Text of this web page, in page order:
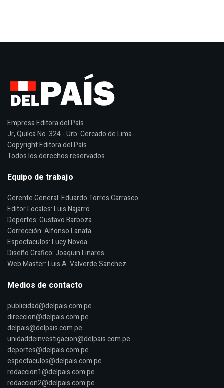
Empresa Editora del País
Jr, Quilca No. 324 - Urb. Cercado de Lima.
Copyright Editora del País
Todos los derechos reservados
Equipo de trabajo
Gerente General: Eduardo Torres Carrasco.
Editor Locales: Luis Najarro
Deportes: Gustavo Barboza
Corrección: Alfonso Lanata
Espectaculos: Lucy Novoa
Diseño Grafico: Joaquin Linares
Web Master: Luis A. Valverde Sanchez
Medios de contacto
publicidad@delpais.com.pe
direccion@delpais.com.pe
delpais@delpais.com.pe
unidaddeinvestigacion@delpais.com.pe
deportes@delpais.com.pe
espectaculos@delpais.com.pe
redaccion1@delpais.com.pe
redaccion2@delpais.com.pe